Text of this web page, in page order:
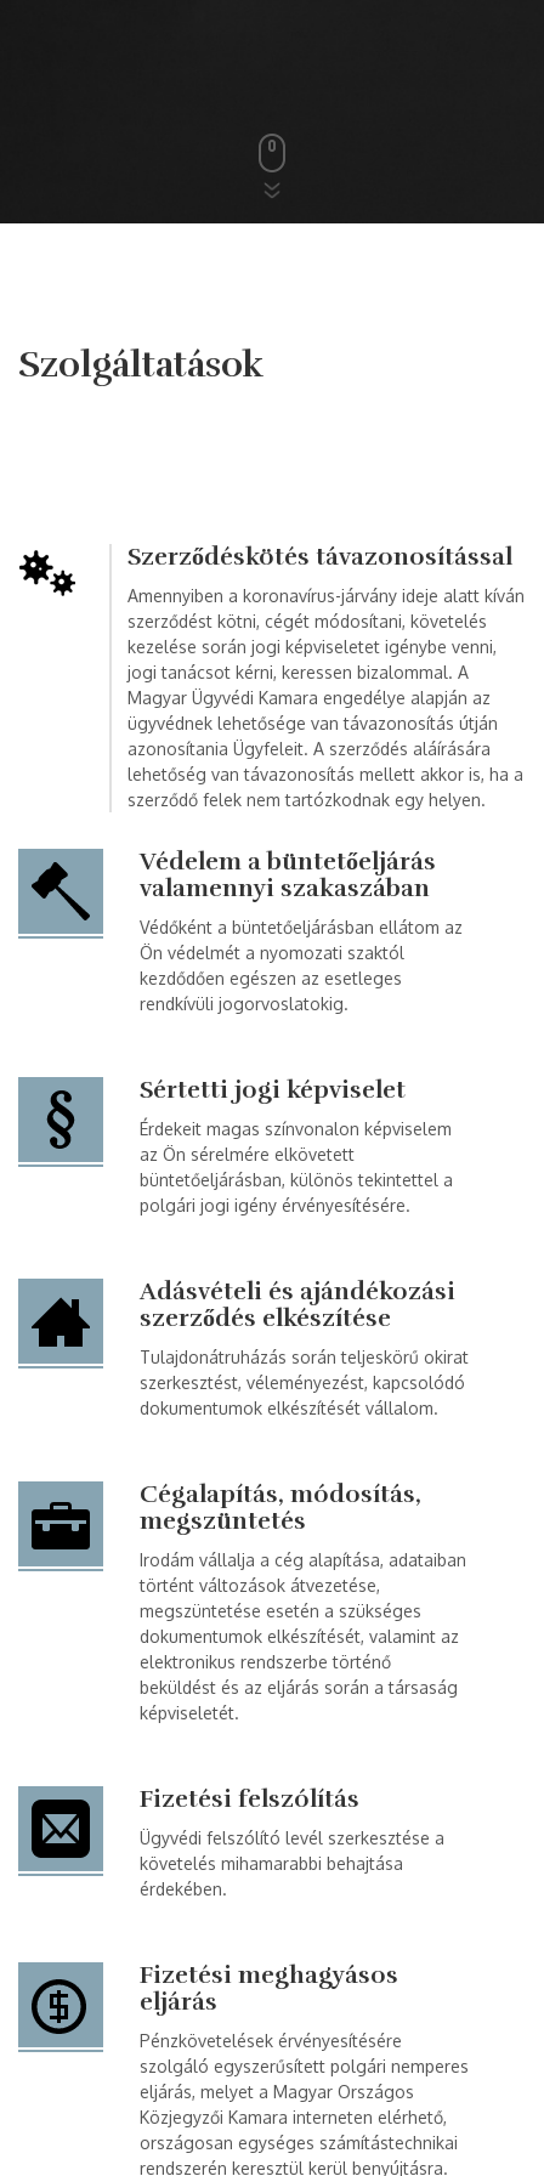
Szolgáltatások
Szerződéskötés távazonosítással
Amennyiben a koronavírus-járvány ideje alatt kíván
szerződést kötni, cégét módosítani, követelés
kezelése során jogi képviseletet igénybe venni,
jogi tanácsot kérni, keressen bizalommal. A
Magyar Ügyvédi Kamara engedélye alapján az
ügyvédnek lehetősége van távazonosítás útján
azonosítania Ügyfeleit. A szerződés aláírására
lehetőség van távazonosítás mellett akkor is, ha a
szerződő felek nem tartózkodnak egy helyen.
Védelem a büntetőeljárás
valamennyi szakaszában
Védőként a büntetőeljárásban ellátom az
Ön védelmét a nyomozati szaktól
kezdődően egészen az esetleges
rendkívüli jogorvoslatokig.
Sértetti jogi képviselet
Érdekeit magas színvonalon képviselem
az Ön sérelmére elkövetett
büntetőeljárásban, különös tekintettel a
polgári jogi igény érvényesítésére.
Adásvételi és ajándékozási
szerződés elkészítése
Tulajdonátruházás során teljeskörű okirat
szerkesztést, véleményezést, kapcsolódó
dokumentumok elkészítését vállalom.
Cégalapítás, módosítás,
megszüntetés
Irodám vállalja a cég alapítása, adataiban
történt változások átvezetése,
megszüntetése esetén a szükséges
dokumentumok elkészítését, valamint az
elektronikus rendszerbe történő
beküldést és az eljárás során a társaság
képviseletét.
Fizetési felszólítás
Ügyvédi felszólító levél szerkesztése a
követelés mihamarabbi behajtása
érdekében.
Fizetési meghagyásos
eljárás
Pénzkövetelések érvényesítésére
szolgáló egyszerűsített polgári nemperes
eljárás, melyet a Magyar Országos
Közjegyzői Kamara interneten elérhető,
országosan egységes számítástechnikai
rendszerén keresztül kerül benyújtásra.